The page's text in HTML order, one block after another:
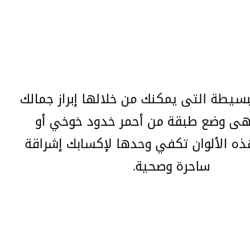
التى يمكنك من خلالها إبراز جمالك
وضع طبقة من أحمر خدود خوخي أو
الألوان تكفي وحدها لإكسابك إشراقة
ساحرة وصحية.